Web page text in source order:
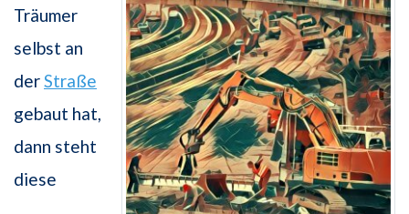
Träumer
selbst an
derStraße
gebaut hat,
dann steht
diese